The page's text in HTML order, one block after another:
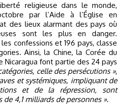
par l’Aide à l’Église en
des lieux alarmant des pays où
sont les plus en danger.
confessions et 196 pays, classe
Ainsi, la Chine, la Corée du
Nicaragua font partie des 24 pays
celle des persécutions »,
et systémiques, impliquant de
et de la répression, sont
de 4,1 milliards de personnes ».